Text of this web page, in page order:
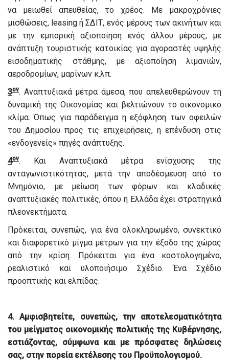
να μειωθεί απευθείας, το χρέος. Με μακροχρόνιες
μισθώσεις, leasing ή ΣΔΙΤ, ενός μέρους των ακινήτων και
με την εμπορική αξιοποίηση ενός άλλου μέρους, με
ανάπτυξη τουριστικής κατοικίας για αγοραστές υψηλής
εισοδηματικής στάθμης, με αξιοποίηση λιμανιών,
αεροδρομίων, μαρίνων κ.λπ.
3ον. Αναπτυξιακά μέτρα άμεσα, που απελευθερώνουν τη
δυναμική της Οικονομίας και βελτιώνουν το οικονομικό
κλίμα. Όπως για παράδειγμα η εξόφληση των οφειλών
του Δημοσίου προς τις επιχειρήσεις, η επένδυση στις
«ενδογενείς» πηγές ανάπτυξης.
4ον. Και Αναπτυξιακά μέτρα ενίσχυσης της
ανταγωνιστικότητας, μετά την αποδέσμευση από το
Μνημόνιο, με μείωση των φόρων και κλαδικές
αναπτυξιακές πολιτικές, όπου η Ελλάδα έχει στρατηγικά
πλεονεκτήματα.
Πρόκειται, συνεπώς, για ένα ολοκληρωμένο, συνεκτικό
και διαφορετικό μίγμα μέτρων για την έξοδο της χώρας
από την κρίση. Πρόκειται για ένα κοστολογημένο,
ρεαλιστικό και υλοποιήσιμο Σχέδιο. Ένα Σχέδιο
προοπτικής και ελπίδας.
4.Αμφισβητείτε, συνεπώς, την αποτελεσματικότητα
του μείγματος οικονομικής πολιτικής της Κυβέρνησης,
εστιάζοντας, σύμφωνα και με πρόσφατες δηλώσεις
σας, στην πορεία εκτέλεσης του Προϋπολογισμού.